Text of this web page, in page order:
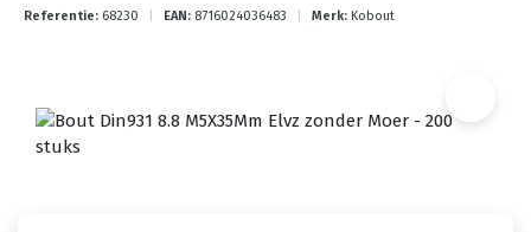
Referentie: 68230 EAN: 8716024036483 Merk: Kobout